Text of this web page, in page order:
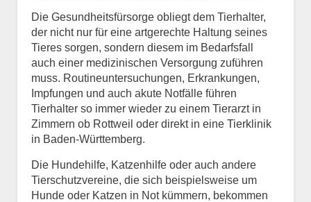
Die Gesundheitsfürsorge obliegt dem Tierhalter,
der nicht nur für eine artgerechte Haltung seines
Tieres sorgen, sondern diesem im Bedarfsfall
auch einer medizinischen Versorgung zuführen
muss. Routineuntersuchungen, Erkrankungen,
Impfungen und auch akute Notfälle führen
Tierhalter so immer wieder zu einem Tierarzt in
Zimmern ob Rottweil oder direkt in eine Tierklinik
in Baden-Württemberg.
Die Hundehilfe, Katzenhilfe oder auch andere
Tierschutzvereine, die sich beispielsweise um
Hunde oder Katzen in Not kümmern, bekommen